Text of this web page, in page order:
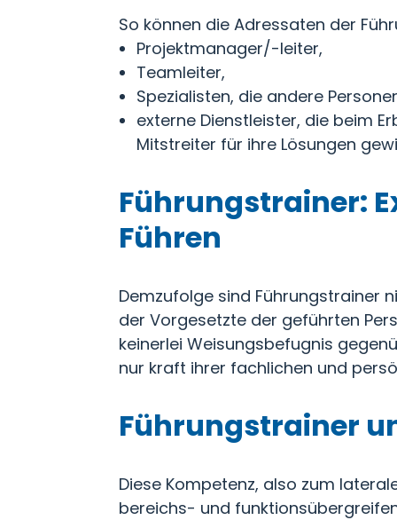
So können die Adressaten der
Projektmanager/-leiter,
Teamleiter,
Spezialisten, die andere
externe Dienstleister, die beim
Mitstreiter für ihre Lösungen
Führungstrainer:
Führen
Demzufolge sind Führungstrainer
der Vorgesetzte der geführten
keinerlei Weisungsbefugnis
nur kraft ihrer fachlichen und
Führungstrainer
Diese Kompetenz, also zum
bereichs- und